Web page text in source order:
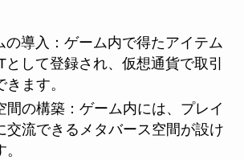
の導入：ゲーム内で得たアイテム
して登録され、仮想通貨で取引
ます。
間の構築：ゲーム内には、プレイ
交流できるメタバース空間が設け